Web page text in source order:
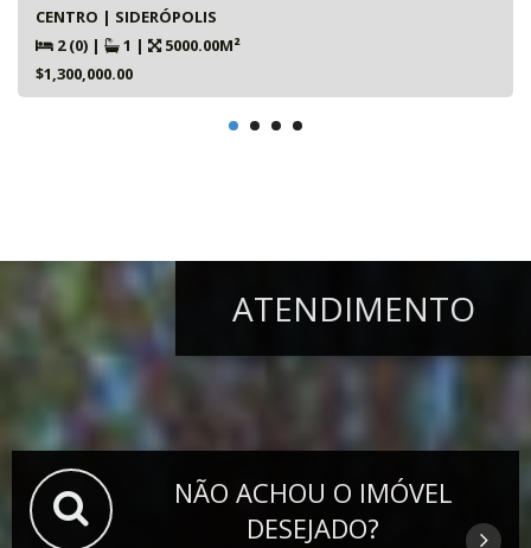
CENTRO | SIDERÓPOLIS
2 (0) | 1 |
5000.00M²
$1,300,000.00
ATENDIMENTO
NÃO ACHOU O IMÓVEL
DESEJADO?